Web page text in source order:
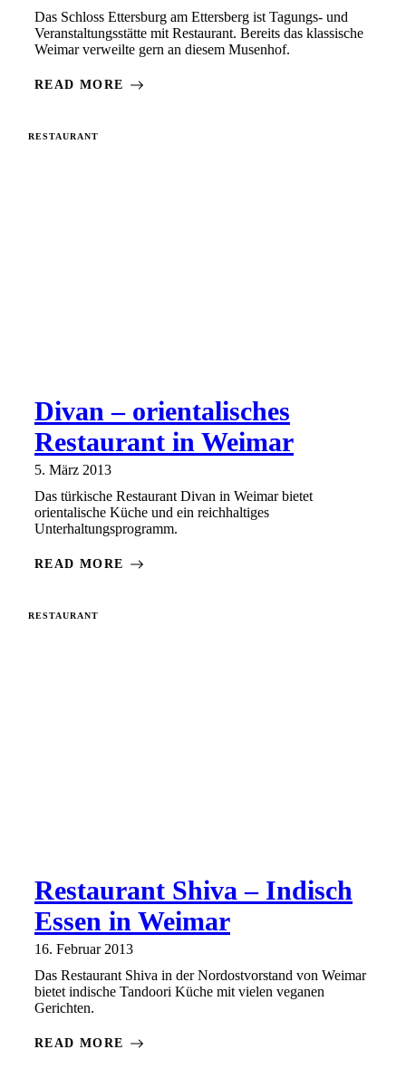
Das Schloss Ettersburg am Ettersberg ist Tagungs- und
Veranstaltungsstätte mit Restaurant. Bereits das klassische
Weimar verweilte gern an diesem Musenhof.
READ MORE
RESTAURANT
Divan – orientalisches
Restaurant in Weimar
5. März 2013
Das türkische Restaurant Divan in Weimar bietet
orientalische Küche und ein reichhaltiges
Unterhaltungsprogramm.
READ MORE
RESTAURANT
Restaurant Shiva – Indisch
Essen in Weimar
16. Februar 2013
Das Restaurant Shiva in der Nordostvorstand von Weimar
bietet indische Tandoori Küche mit vielen veganen
Gerichten.
READ MORE